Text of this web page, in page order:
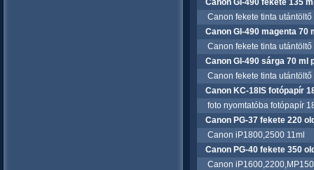
Canon GI-490 fekete 135
Canon fekete tinta utántöltő
Canon GI-490 magenta 70
Canon fekete tinta utántöltő
Canon GI-490 sárga 70 ml
Canon fekete tinta utántöltő
Canon KC-18IS fotópapír
foto nyomtatóba fotópapír
Canon PG-37 fekete 220
Canon iP1800,2500 11ml
Canon PG-40 fekete 350
Canon